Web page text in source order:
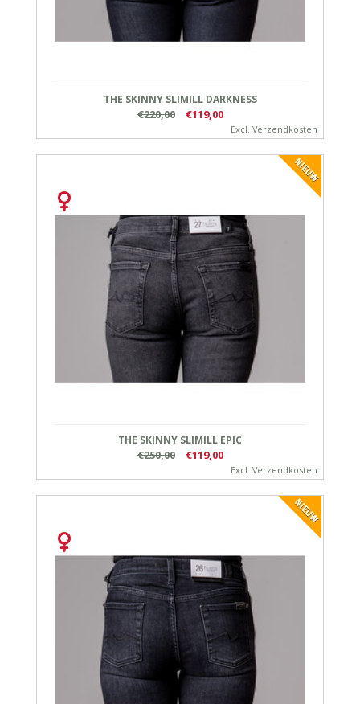
THE SKINNY SLIMILL DARKNESS
€220,00 €119,00
Excl. Verzendkosten
THE SKINNY SLIMILL EPIC
€250,00 €119,00
Excl. Verzendkosten